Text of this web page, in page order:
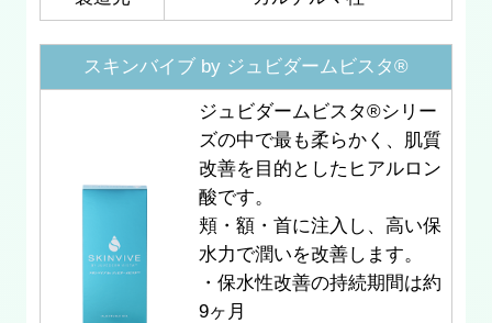
スキンバイブ by ジュビダームビスタ®
ジュビダームビスタ®︎シリー
ズの中で最も柔らかく、肌質
改善を目的としたヒアルロン
酸です。
頬・額・首に注入し、高い保
水力で潤いを改善します。
・保水性改善の持続期間は約
9ヶ月